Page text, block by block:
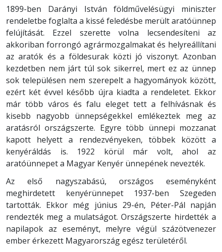
1899-ben Darányi István földművelésügyi miniszter
rendeletbe foglalta a kissé feledésbe merült aratóünnep
felújítását. Ezzel szerette volna lecsendesíteni az
akkoriban forrongó agrármozgalmakat és helyreállítani
az aratók és a földesurak közti jó viszonyt. Azonban
kezdetben nem járt túl sok sikerrel, mert ez az ünnep
sok településen nem szerepelt a hagyományok között,
ezért két évvel később újra kiadta a rendeletet. Ekkor
már több város és falu eleget tett a felhívásnak és
kisebb nagyobb ünnepségekkel emlékeztek meg az
aratásról országszerte. Egyre több ünnepi mozzanat
kapott helyett a rendezvényeken, többek között a
kenyéráldás is. 1922 körül már volt, ahol az
aratóünnepet a Magyar Kenyér ünnepének nevezték.
Az első nagyszabású, országos eseményként
meghirdetett kenyérünnepet 1937-ben Szegeden
tartották. Ekkor még június 29-én, Péter-Pál napján
rendezték meg a mulatságot. Országszerte hirdették a
napilapok az eseményt, melyre végül százötvenezer
ember érkezett Magyarország egész területéről.